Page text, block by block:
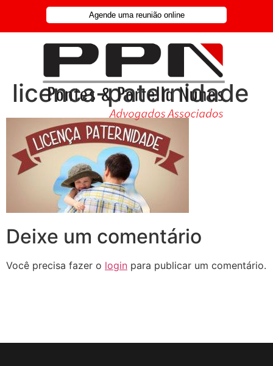
Agende uma reunião online
licenca-paternidade
Deixe um comentário
Você precisa fazer o login para publicar um comentário.